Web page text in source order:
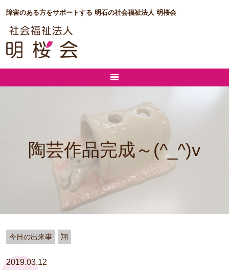
障害のある方をサポートする 明石の社会福祉法人 明桜会
陶芸作品完成～(^_^)v
今日の出来事 翔
2019.03.12